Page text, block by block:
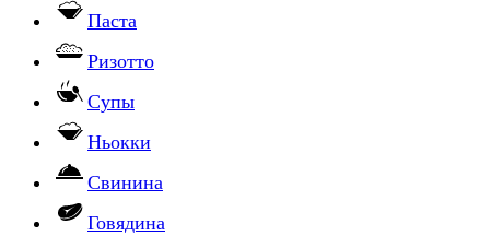
Паста
Ризотто
Супы
Ньокки
Свинина
Говядина